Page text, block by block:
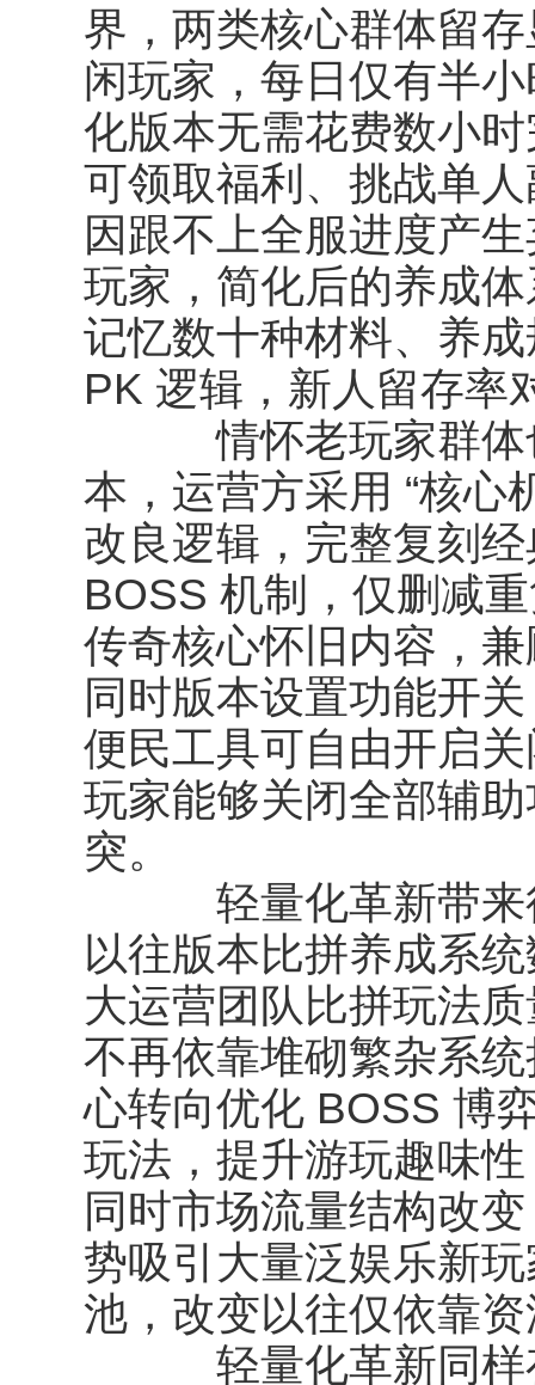
界，两类核心群体留
闲玩家，每日仅有半
化版本无需花费数小
可领取福利、挑战单
因跟不上全服进度产
玩家，简化后的养成
记忆数十种材料、养
PK 逻辑，新人留存率
情怀老玩家群体也
本，运营方采用 “核心
改良逻辑，完整复刻
BOSS 机制，仅删减
传奇核心怀旧内容，
同时版本设置功能开
便民工具可自由开启
玩家能够关闭全部辅
突。
轻量化革新带来行
以往版本比拼养成系
大运营团队比拼玩法
不再依靠堆砌繁杂系
心转向优化 BOSS 博
玩法，提升游玩趣味
同时市场流量结构改
势吸引大量泛娱乐新
池，改变以往仅依靠
轻量化革新同样存